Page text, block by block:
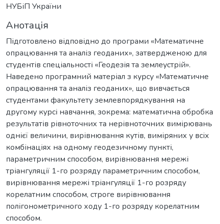
НУБіП України
Анотація
Підготовлено відповідно до програми «Математичне
опрацювання та аналіз геоданих», затвердженою для
студентів спеціальності «Геодезія та землеустрій».
Наведено програмний матеріал з курсу «Математичне
опрацювання та аналіз геоданих», що вивчається
студентами факультету землевпорядкування на
другому курсі навчання, зокрема: математична обробка
результатів рівноточних та нерівноточних вимірювань
однієї величини, вирівнювання кутів, виміряних у всіх
комбінаціях на одному геодезичному пункті,
параметричним способом, вирівнювання мережі
тріангуляції 1-го розряду параметричним способом,
вирівнювання мережі тріангуляції 1-го розряду
корелатним способом, строге вирівнювання
полігонометричного ходу 1-го розряду корелатним
способом.